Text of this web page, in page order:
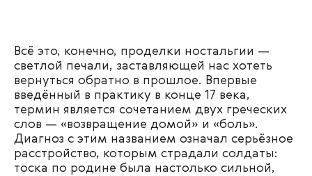
Всё это, конечно, проделки ностальгии —
светлой печали, заставляющей нас хотеть
вернуться обратно в прошлое. Впервые
введённый в практику в конце 17 века,
термин является сочетанием двух греческих
слов — «возвращение домой» и «боль».
Диагноз с этим названием означал серьёзное
расстройство, которым страдали солдаты:
тоска по родине была настолько сильной,